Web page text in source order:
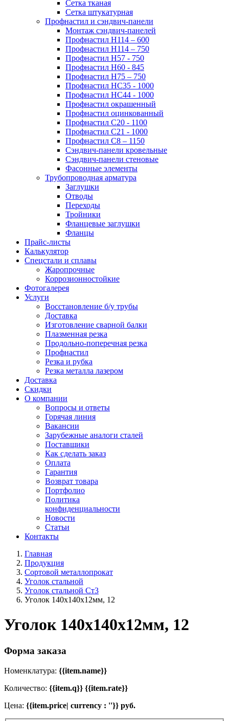
Сетка тканая
Сетка штукатурная
Профнастил и сэндвич-панели
Монтаж сэндвич-панелей
Профнастил Н114 – 600
Профнастил Н114 – 750
Профнастил Н57 - 750
Профнастил Н60 - 845
Профнастил Н75 – 750
Профнастил НС35 - 1000
Профнастил НС44 - 1000
Профнастил окрашенный
Профнастил оцинкованный
Профнастил С20 - 1100
Профнастил С21 - 1000
Профнастил С8 – 1150
Сэндвич-панели кровельные
Сэндвич-панели стеновые
Фасонные элементы
Трубопроводная арматура
Заглушки
Отводы
Переходы
Тройники
Фланцевые заглушки
Фланцы
Прайс-листы
Калькулятор
Спецстали и сплавы
Жаропрочные
Коррозионностойкие
Фотогалерея
Услуги
Восстановление б/у трубы
Доставка
Изготовление сварной балки
Плазменная резка
Продольно-поперечная резка
Профнастил
Резка и рубка
Резка металла лазером
Доставка
Скидки
О компании
Вопросы и ответы
Горячая линия
Вакансии
Зарубежные аналоги сталей
Поставщики
Как сделать заказ
Оплата
Гарантия
Возврат товара
Портфолио
Политика
конфиденциальности
Новости
Статьи
Контакты
Главная
Продукция
Сортовой металлопрокат
Уголок стальной
Уголок стальной Ст3
Уголок 140x140х12мм, 12
Уголок 140x140х12мм, 12
Форма заказа
Номенклатура: {{item.name}}
Количество: {{item.q}} {{item.rate}}
Цена: {{item.price| currency : ''}} руб.